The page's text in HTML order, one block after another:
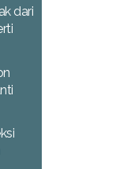
dari